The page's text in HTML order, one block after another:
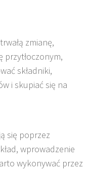
zmianę,
przytłoczonym,
składniki,
i skupiać się na
się poprzez
wprowadzenie
wykonywać przez